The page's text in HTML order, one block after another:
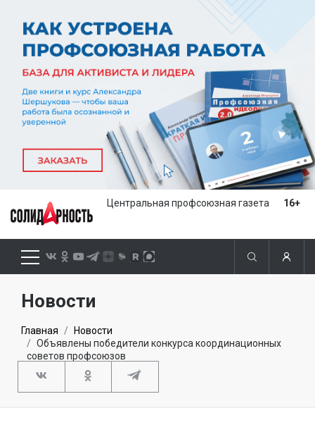
Центральная профсоюзная газета 16+
Новости
Главная
Новости
Объявлены победители конкурса координационных
советов профсоюзов